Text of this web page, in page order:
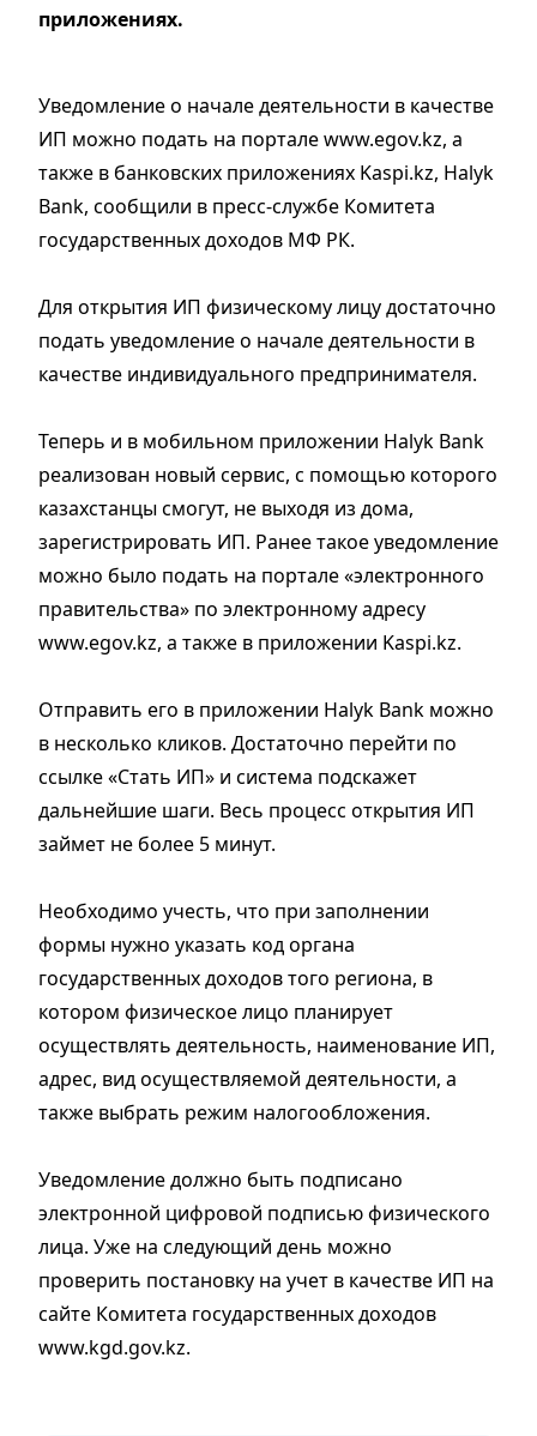
приложениях.
Уведомление о начале деятельности в качестве
ИП можно подать на портале www.egov.kz, а
также в банковских приложениях Kaspi.kz, Halyk
Bank, сообщили в пресс-службе Комитета
государственных доходов МФ РК.
Для открытия ИП физическому лицу достаточно
подать уведомление о начале деятельности в
качестве индивидуального предпринимателя.
Теперь и в мобильном приложении Halyk Bank
реализован новый сервис, с помощью которого
казахстанцы смогут, не выходя из дома,
зарегистрировать ИП. Ранее такое уведомление
можно было подать на портале «электронного
правительства» по электронному адресу
www.egov.kz, а также в приложении Kaspi.kz.
Отправить его в приложении Halyk Bank можно
в несколько кликов. Достаточно перейти по
ссылке «Стать ИП» и система подскажет
дальнейшие шаги. Весь процесс открытия ИП
займет не более 5 минут.
Необходимо учесть, что при заполнении
формы нужно указать код органа
государственных доходов того региона, в
котором физическое лицо планирует
осуществлять деятельность, наименование ИП,
адрес, вид осуществляемой деятельности, а
также выбрать режим налогообложения.
Уведомление должно быть подписано
электронной цифровой подписью физического
лица. Уже на следующий день можно
проверить постановку на учет в качестве ИП на
сайте Комитета государственных доходов
www.kgd.gov.kz.